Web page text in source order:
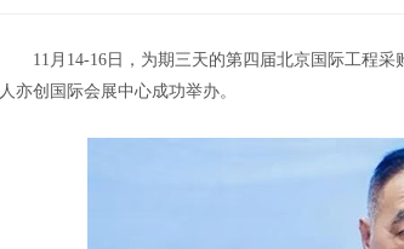
11月14-16日，为期三天的第四届北京国际工程
人亦创国际会展中心成功举办。